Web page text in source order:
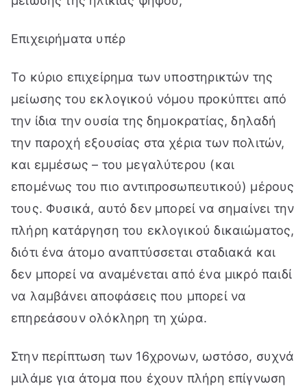
Επιχειρήματα υπέρ
Το κύριο επιχείρημα των υποστηρικτών της
μείωσης του εκλογικού νόμου προκύπτει από
την ίδια την ουσία της δημοκρατίας, δηλαδή
την παροχή εξουσίας στα χέρια των πολιτών,
και εμμέσως – του μεγαλύτερου (και
επομένως του πιο αντιπροσωπευτικού) μέρους
τους. Φυσικά, αυτό δεν μπορεί να σημαίνει την
πλήρη κατάργηση του εκλογικού δικαιώματος,
διότι ένα άτομο αναπτύσσεται σταδιακά και
δεν μπορεί να αναμένεται από ένα μικρό παιδί
να λαμβάνει αποφάσεις που μπορεί να
επηρεάσουν ολόκληρη τη χώρα.
Στην περίπτωση των 16χρονων, ωστόσο, συχνά
μιλάμε για άτομα που έχουν πλήρη επίγνωση